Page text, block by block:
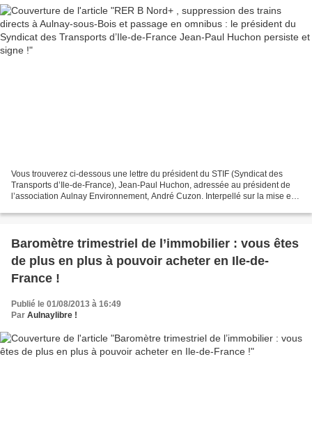
Vous trouverez ci-dessous une lettre du président du STIF (Syndicat des
Transports d’Ile-de-France), Jean-Paul Huchon, adressée au président de
l’association Aulnay Environnement, André Cuzon. Interpellé sur la mise en
Baromètre trimestriel de l’immobilier : vous êtes
de plus en plus à pouvoir acheter en Ile-de-
France !
Publié le 01/08/2013 à 16:49
Par Aulnaylibre !